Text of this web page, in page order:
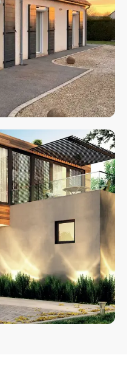
Volets Battants
et battants avec